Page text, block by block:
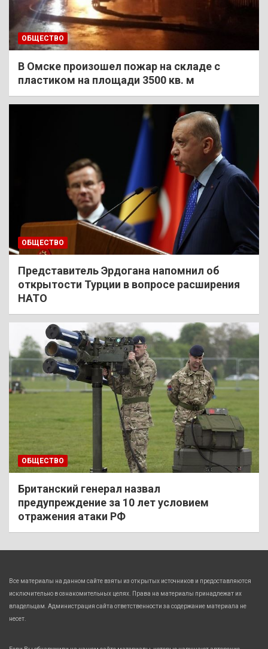
ОБЩЕСТВО
В Омске произошел пожар на складе с
пластиком на площади 3500 кв. м
ОБЩЕСТВО
Представитель Эрдогана напомнил об
открытости Турции в вопросе расширения
НАТО
ОБЩЕСТВО
Британский генерал назвал
предупреждение за 10 лет условием
отражения атаки РФ
Все материалы на данном сайте взяты из открытых источников и предоставляются
исключительно в ознакомительных целях. Права на материалы принадлежат их
владельцам. Администрация сайта ответственности за содержание материала не
несет.